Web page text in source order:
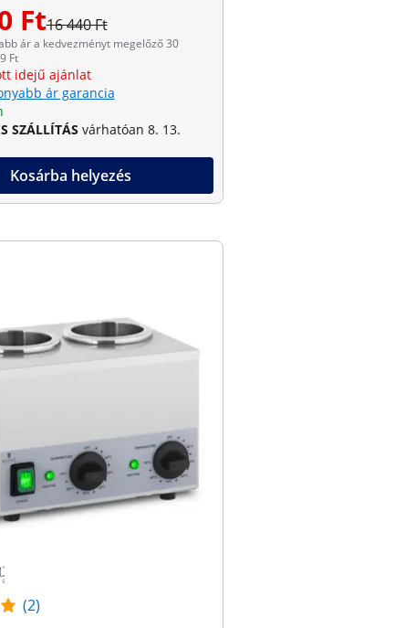
Ft16 440 Ft
ár a kedvezményt megelőző 30
Ft
idejű ajánlat
ár garancia
SZÁLLÍTÁS várhatóan 8. 13.
Kosárba helyezés
(2)